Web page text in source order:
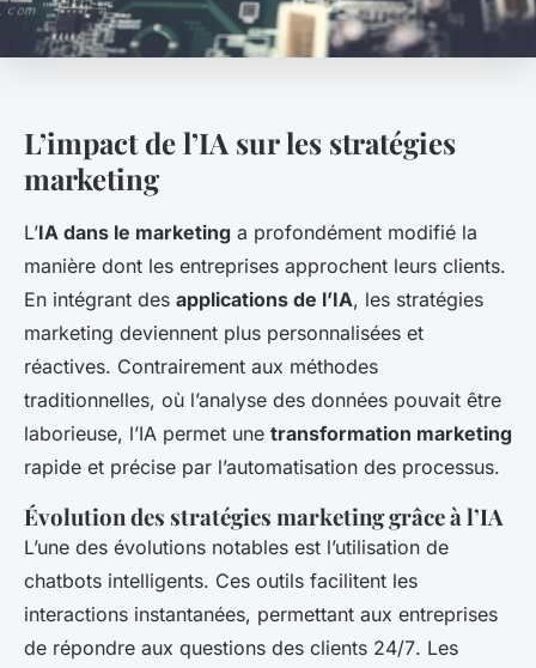
L’impact de l’IA sur les stratégies
marketing
L’IA dans le marketing a profondément modifié la
manière dont les entreprises approchent leurs clients.
En intégrant des applications de l’IA, les stratégies
marketing deviennent plus personnalisées et
réactives. Contrairement aux méthodes
traditionnelles, où l’analyse des données pouvait être
laborieuse, l’IA permet une transformation marketing
rapide et précise par l’automatisation des processus.
Évolution des stratégies marketing grâce à l’IA
L’une des évolutions notables est l’utilisation de
chatbots intelligents. Ces outils facilitent les
interactions instantanées, permettant aux entreprises
de répondre aux questions des clients 24/7. Les